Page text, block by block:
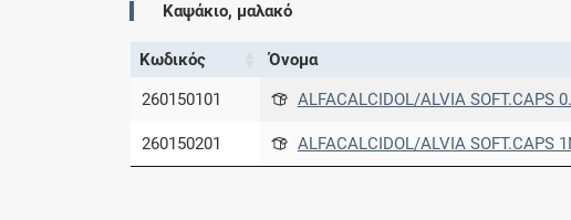
Καψάκιο, μαλακό
Κωδικός Όνομα
260150101
ALFACALCIDOL/ALVIA SOFT.CAPS
260150201 ALFACALCIDOL/ALVIA SOFT.CAPS